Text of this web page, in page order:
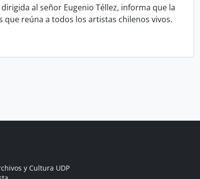
al señor Eugenio Téllez, informa que la
reúna a todos los artistas chilenos vivos.
y Cultura UDP